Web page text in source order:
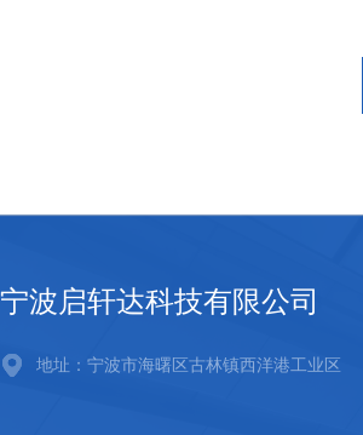
宁波启轩达科技有限公司
地址：宁波市海曙区古林镇西洋港工业区